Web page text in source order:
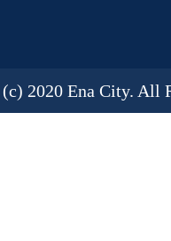
2020 Ena City. All